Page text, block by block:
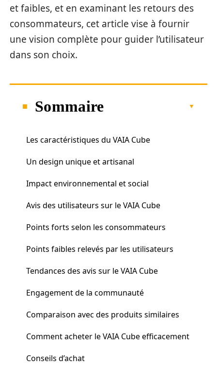
et faibles, et en examinant les retours des
consommateurs, cet article vise à fournir
une vision complète pour guider l’utilisateur
dans son choix.
Sommaire
Les caractéristiques du VAIA Cube
Un design unique et artisanal
Impact environnemental et social
Avis des utilisateurs sur le VAIA Cube
Points forts selon les consommateurs
Points faibles relevés par les utilisateurs
Tendances des avis sur le VAIA Cube
Engagement de la communauté
Comparaison avec des produits similaires
Comment acheter le VAIA Cube efficacement
Conseils d’achat